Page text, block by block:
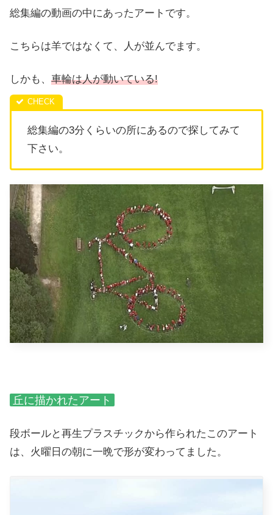
総集編の動画の中にあったアートです。
こちらは羊ではなくて、人が並んでます。
しかも、 車輪は人が動いている!
総集編の3分くらいの所にあるので探してみて
下さい。
丘に描かれたアート
段ボールと再生プラスチックから作られたこのアート
は、火曜日の朝に一晩で形が変わってました。